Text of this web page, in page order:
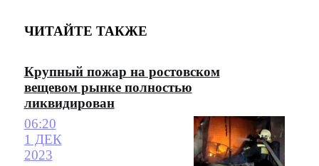
ЧИТАЙТЕ ТАКЖЕ
Крупный пожар на ростовском
вещевом рынке полностью
ликвидирован
06:20
1 ДЕК
2023